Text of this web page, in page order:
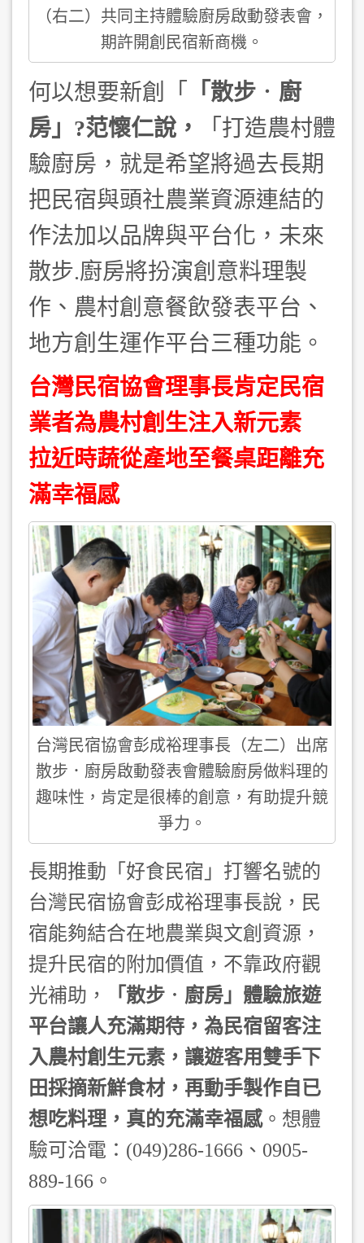
（右二）共同主持體驗廚房啟動發表會，
期許開創民宿新商機。
何以想要新創「 「散步 ． 廚
房」?范懷仁說，
「打造農村體
驗廚房，就是希望將過去長期
把民宿與頭社農業資源連結的
作法加以品牌與平台化，未來
散步.廚房將扮演創意料理製
作、農村創意餐飲發表平台、
地方創生運作平台三種功能。
台灣民宿協會理事長肯定民宿
業者為農村創生注入新元素
拉近時蔬從產地至餐桌距離充
滿幸福感
台灣民宿協會彭成裕理事長（左二）出席
散步．廚房啟動發表會體驗廚房做料理的
趣味性，肯定是很棒的創意，有助提升競
爭力。
長期推動「好食民宿」打響名號的
台灣民宿協會彭成裕理事長說，民
宿能夠結合在地農業與文創資源，
提升民宿的附加價值，不靠政府觀
光補助，
「散步 ． 廚房」體驗旅遊
平台讓人充滿期待，為民宿留客注
入農村創生元素，讓遊客用雙手下
田採摘新鮮食材，再動手製作自已
想吃料理，真的充滿幸福感。想體
驗可洽電：(049)286-1666、0905-
889-166。